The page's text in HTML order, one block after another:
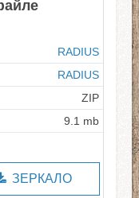
RADIUS
RADIUS
ZIP
9.1 mb
ЗЕРКАЛО